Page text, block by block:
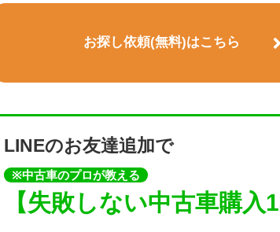
お探し依頼(無料)はこちら
LINEのお友達追加で
※中古車のプロが教える
【失敗しない中古車購入